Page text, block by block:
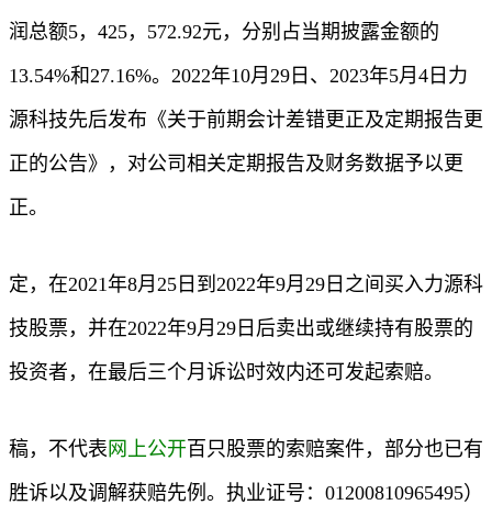
润总额5，425，572.92元，分别占当期披露金额的
13.54%和27.16%。2022年10月29日、2023年5月4日力
源科技先后发布《关于前期会计差错更正及定期报告更
正的公告》，对公司相关定期报告及财务数据予以更
正。
定，在2021年8月25日到2022年9月29日之间买入力源科
技股票，并在2022年9月29日后卖出或继续持有股票的
投资者，在最后三个月诉讼时效内还可发起索赔。
稿，不代表 网上公开百只股票的索赔案件，部分也已有
胜诉以及调解获赔先例。执业证号：01200810965495）